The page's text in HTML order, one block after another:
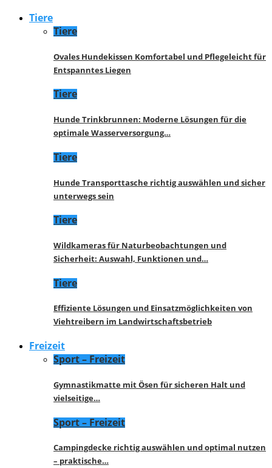
Tiere
Tiere
Ovales Hundekissen Komfortabel und Pflegeleicht für
Entspanntes Liegen
Tiere
Hunde Trinkbrunnen: Moderne Lösungen für die
optimale Wasserversorgung…
Tiere
Hunde Transporttasche richtig auswählen und sicher
unterwegs sein
Tiere
Wildkameras für Naturbeobachtungen und
Sicherheit: Auswahl, Funktionen und…
Tiere
Effiziente Lösungen und Einsatzmöglichkeiten von
Viehtreibern im Landwirtschaftsbetrieb
Freizeit
Sport – Freizeit
Gymnastikmatte mit Ösen für sicheren Halt und
vielseitige…
Sport – Freizeit
Campingdecke richtig auswählen und optimal nutzen
– praktische…